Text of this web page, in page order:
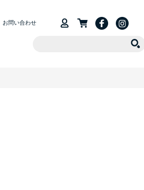
お問い合わせ